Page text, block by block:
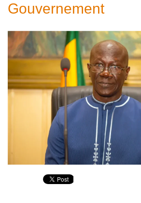
Gouvernement